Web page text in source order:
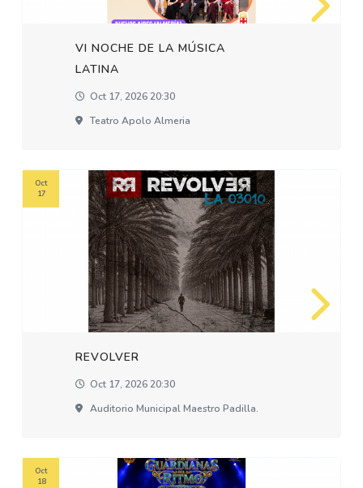
VI NOCHE DE LA MÚSICA
LATINA
Oct 17, 2026 20:30
Teatro Apolo Almeria
REVOLVER
Oct 17, 2026 20:30
Auditorio Municipal Maestro Padilla.
Oct
17
Oct
18